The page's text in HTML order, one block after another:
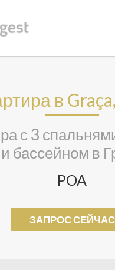
в
с 3
и бассейном в
POA
ЗАПРОС СЕЙЧАС